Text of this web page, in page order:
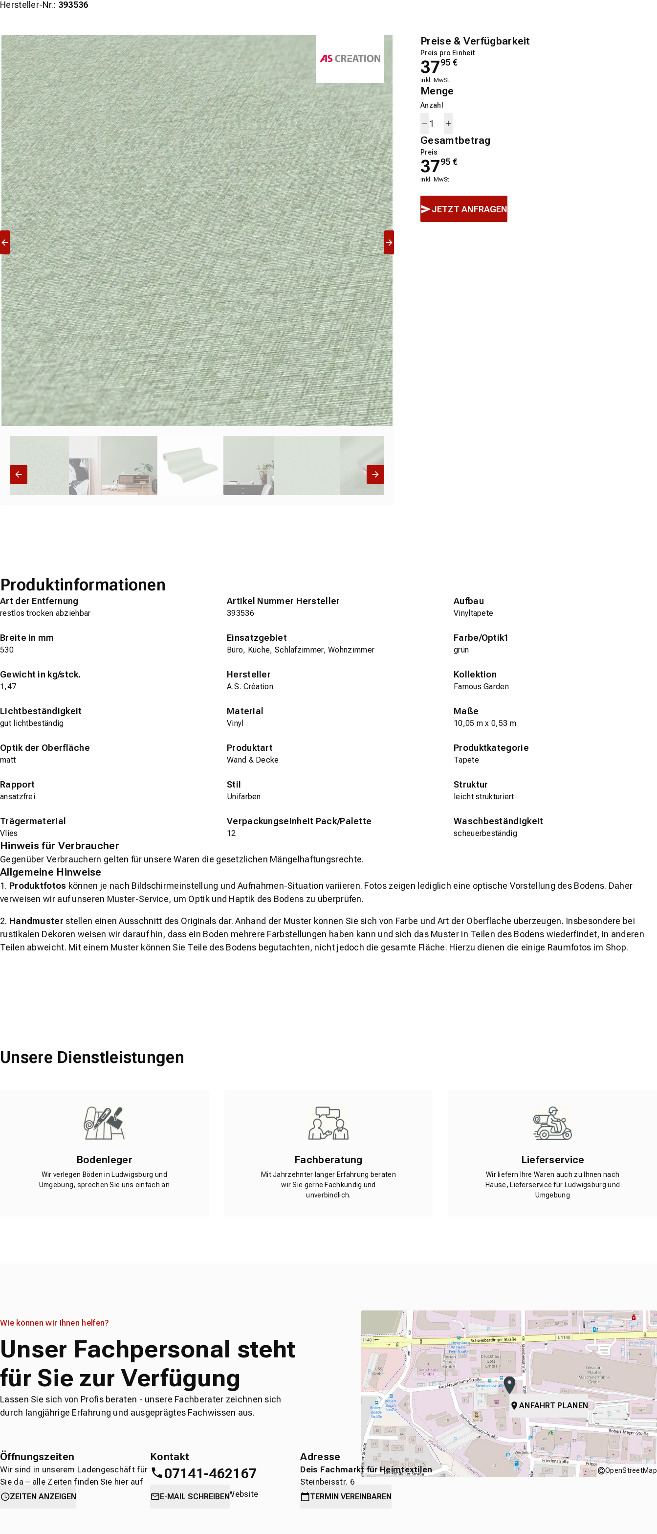
Hersteller-Nr.: 393536
Preise & Verfügbarkeit
Preis pro Einheit
3795 €
inkl. MwSt.
Menge
Anzahl
Gesamtbetrag
Preis
3795 €
inkl. MwSt.
JETZT ANFRAGEN
Produktinformationen
Art der Entfernung
restlos trocken abziehbar
Artikel Nummer Hersteller
393536
Aufbau
Vinyltapete
Breite in mm
530
Einsatzgebiet
Büro, Küche, Schlafzimmer, Wohnzimmer
Farbe/Optik1
grün
Gewicht in kg/stck.
1,47
Hersteller
A.S. Création
Kollektion
Famous Garden
Lichtbeständigkeit
gut lichtbeständig
Material
Vinyl
Maße
10,05 m x 0,53 m
Optik der Oberfläche
matt
Produktart
Wand & Decke
Produktkategorie
Tapete
Rapport
ansatzfrei
Stil
Unifarben
Struktur
leicht strukturiert
Trägermaterial
Vlies
Verpackungseinheit Pack/Palette
12
Waschbeständigkeit
scheuerbeständig
Hinweis für Verbraucher
Gegenüber Verbrauchern gelten für unsere Waren die gesetzlichen Mängelhaftungsrechte.
Allgemeine Hinweise
1. Produktfotos können je nach Bildschirmeinstellung und Aufnahmen-Situation variieren. Fotos zeigen lediglich eine optische Vorstellung des Bodens. Daher
verweisen wir auf unseren Muster-Service, um Optik und Haptik des Bodens zu überprüfen.
2. Handmuster stellen einen Ausschnitt des Originals dar. Anhand der Muster können Sie sich von Farbe und Art der Oberfläche überzeugen. Insbesondere bei
rustikalen Dekoren weisen wir darauf hin, dass ein Boden mehrere Farbstellungen haben kann und sich das Muster in Teilen des Bodens wiederfindet, in anderen
Teilen abweicht. Mit einem Muster können Sie Teile des Bodens begutachten, nicht jedoch die gesamte Fläche. Hierzu dienen die einige Raumfotos im Shop.
Unsere Dienstleistungen
Bodenleger
Wir verlegen Böden in Ludwigsburg und
Umgebung, sprechen Sie uns einfach an
Fachberatung
Mit Jahrzehnter langer Erfahrung beraten
wir Sie gerne Fachkundig und
unverbindlich.
Lieferservice
Wir liefern Ihre Waren auch zu Ihnen nach
Hause, Lieferservice für Ludwigsburg und
Umgebung
Wie können wir Ihnen helfen?
Unser Fachpersonal steht
für Sie zur Verfügung
Lassen Sie sich von Profis beraten - unsere Fachberater zeichnen sich
durch langjährige Erfahrung und ausgeprägtes Fachwissen aus.
Öffnungszeiten
Wir sind in unserem Ladengeschäft für
Sie da – alle Zeiten finden Sie hier auf
einen Blick.
ZEITEN ANZEIGEN
Kontakt
07141-462167
oderdirekt über die Website
E-MAIL SCHREIBEN
Adresse
Deis Fachmarkt für Heimtextilen
Steinbeisstr. 6
71636 Ludwigsburg
TERMIN VEREINBAREN
ANFAHRT PLANEN
©OpenStreetMap